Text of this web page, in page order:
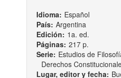
Idioma: Español
País: Argentina
Edición: 1a. ed.
Páginas: 217 p.
Serie: Estudios de
Derechos
Lugar, editor y fecha: